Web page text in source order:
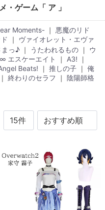
・ゲーム「 ア 」
Moments- ｜ 悪魔のリド
｜ ヴァイオレット・エヴァ
っ♪ ｜ うたわれるもの ｜ ウ
エスケーエイト ｜ A3! ｜
Beats! ｜ 推しの子 ｜ 俺
｜ 終わりのセラフ ｜ 陰陽師格